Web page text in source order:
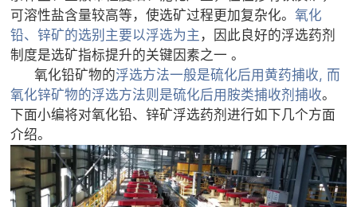
可溶性盐含量较高等，使选矿过程更加复杂化。氧化
铅、锌矿的选别主要以浮选为主 ，因此良好的浮选药剂
制度是选矿指标提升的关键因素之一 。
氧化铅矿物的浮选方法一般是硫化后用黄药捕收, 而
氧化锌矿物的浮选方法则是硫化后用胺类捕收剂捕收。
下面小编将对氧化铅、锌矿浮选药剂进行如下几个方面
介绍。
企业文化
专家团队
 联系我们